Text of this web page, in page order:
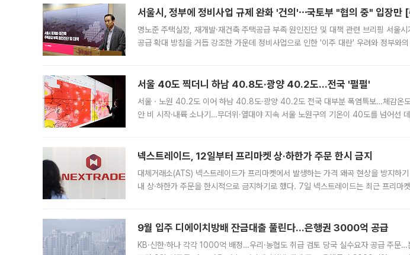
서울시, 정부에 정비사업 규제 완화 '건의'⋯국토부 "협의 중" 입장만
명노준 주택실장, 재개발·재건축 주택공급 부족 원인진단 및 대책 관련 브리핑 서울
공급 확대 방침을 거듭 강조한 가운데 정비사업으로 인한 '이주 대란' 우려와 정부와
서울 40도 찍더니 하남 40.8도·광양 40.2도…전국 '펄펄'
서울ㆍ노원 40.2도 이어 하남 40.8도·광양 40.2도 전국 대부분 폭염특보…체감온
안 비 시작·내륙 소나기…무더위·열대야 지속 서울 노원구의 기온이 40도를 넘어선
넥스트레이드, 12일부터 프리마켓 상·하한가 주문 한시 금지
대체거래소(ATS) 넥스트레이드가 프리마켓에서 발생하는 가격 왜곡 현상을 방지하
내 상·하한가 주문을 한시적으로 금지하기로 했다. 7일 넥스트레이드는 최근 프리마
9월 입주 디에이치방배 잔금대출 풀린다…은행권 3000억 공급
KB·신한·하나 각각 1000억 배정…우리·농협도 취급 검토 당국 실수요자 공급 주문…